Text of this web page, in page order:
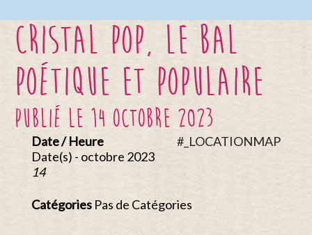
CRISTAL POP, le bal
poétique et populaire
publié le 14 octobre 2023
#_LOCATIONMAP
Date / Heure
Date(s) - octobre 2023
14
Catégories Pas de Catégories